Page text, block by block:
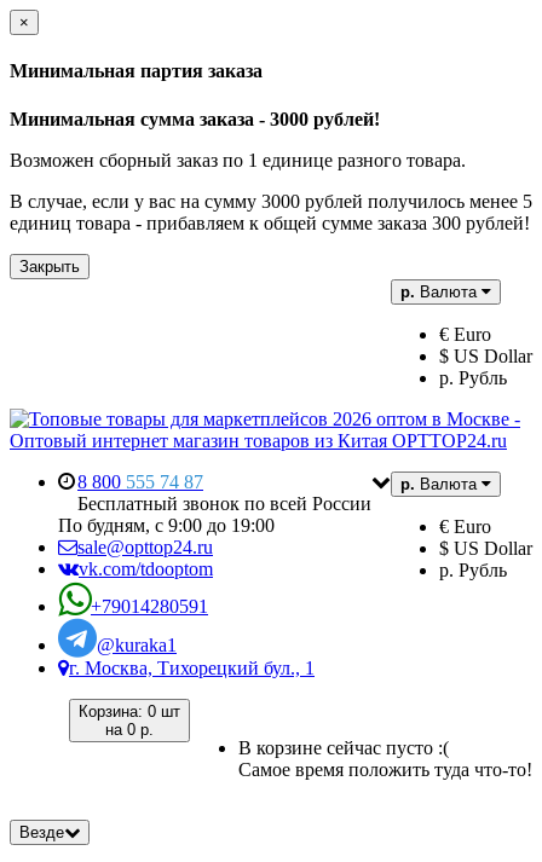
×
Минимальная партия заказа
Минимальная сумма заказа - 3000 рублей!
Возможен сборный заказ по 1 единице разного товара.
В случае, если у вас на сумму 3000 рублей получилось менее 5
единиц товара - прибавляем к общей сумме заказа 300 рублей!
Закрыть
р. Валюта
€ Euro
$ US Dollar
р. Рубль
р. Валюта
€ Euro
$ US Dollar
р. Рубль
8 800 555 74 87
Бесплатный звонок по всей России
По будням, с 9:00 до 19:00
sale@opttop24.ru
vk.com/tdooptom
+79014280591
@kuraka1
г. Москва, Тихорецкий бул., 1
Корзина: 0 шт
на 0 р.
В корзине сейчас пусто :(
Самое время положить туда что-то!
Везде